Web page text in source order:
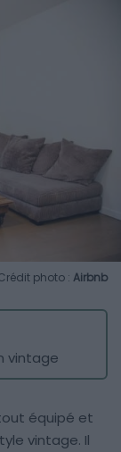
photo : Airbnb
vintage
équipé et
vintage. Il